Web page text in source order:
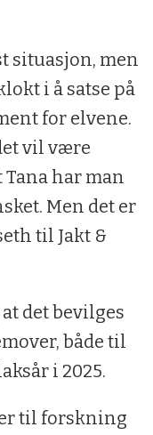
situasjon, men
i å satse på
for elvene.
vil være
har man
Men det er
til Jakt &
det bevilges
både til
i 2025.
til forskning